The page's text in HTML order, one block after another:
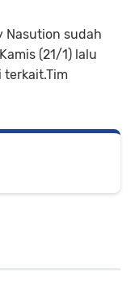
Nasution sudah
(21/1) lalu